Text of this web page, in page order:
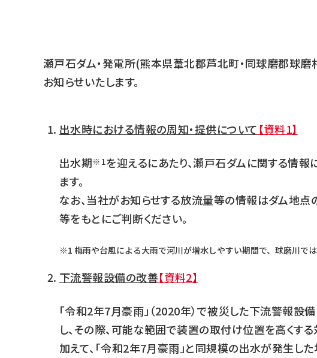
瀬戸石ダム・発電所(熊本県葦北郡芦北町・同球磨郡球
お知らせいたします。
出水時における情報の周知・提供について 【資料1】
出水期※1を迎えるにあたり、瀬戸石ダムに関する情報
ます。
なお、当社がお知らせする放流量等の情報はダム地
等をもとにご判断ください。
※1 梅雨や台風による大雨で河川が増水しやすい期間で、球磨川で
下流警報設備の改善【資料2】
「令和2年7月豪雨」（2020年）で被災した下流警報設
し、その際、可能な範囲で装置の取付け位置を高くする
加えて、「令和2年7月豪雨」と同規模の出水が発生し